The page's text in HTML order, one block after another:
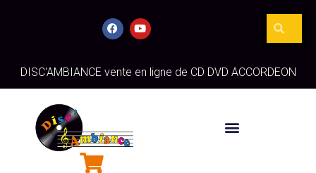
DISC'AMBIANCE vente en ligne de CD DVD ACCORDEON